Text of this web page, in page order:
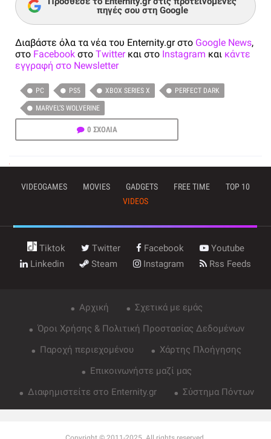
πηγές σου στη Google
Διαβάστε όλα τα νέα του Enternity.gr στο Google News,
στο Facebook στο Twitterκαι στο Instagram και κάντε
εγγραφή στο Newsletter
PC PS5 XBOX SERIES X PERFECT DARK
MARVEL’S WOLVERINE
0 ΣΧΟΛΙΑ
VIDEOGAMES MOVIES GADGETS FREE TIME
TOP 10
VIDEOS
Tiktok Twitter Facebook
Youtube
Linkedin
Steam Instagram Rss Feeds
Αρχική
Σχετικά με εμάς
Όροι Χρήσης & Πολιτική Προστασίας Δεδομένων
Παροχή περιεχομένου
Χάρτης Πλοήγησης
Επικοινωνήστε μαζί μας
Διαφημιστείτε στο Enternity.gr
Σύστημα Πόντων